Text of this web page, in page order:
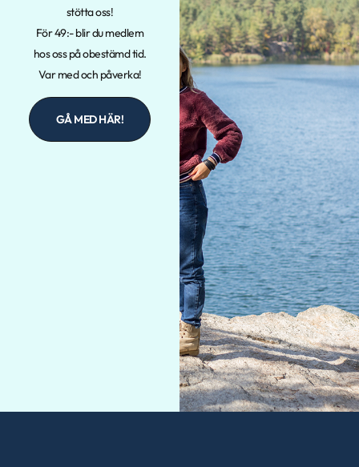
stötta oss!
För 49:- blir du medlem
hos oss på obestämd tid.
Var med och påverka!
GÅ MED HÄR!